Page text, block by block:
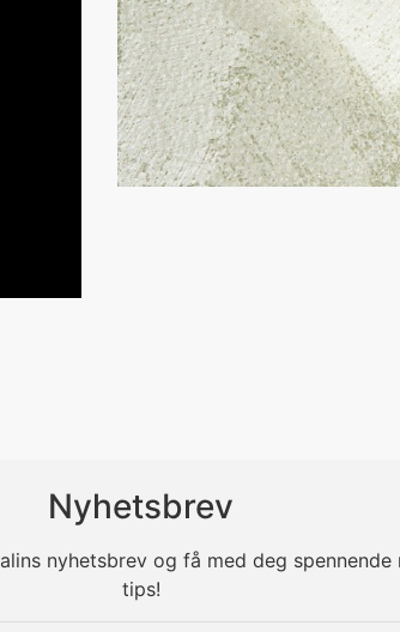
Nyhetsbrev
nyhetsbrev og få med deg spennende
tips!